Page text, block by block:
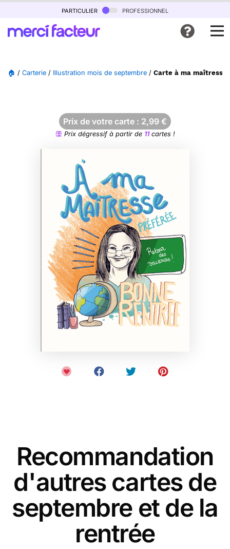
particulier professionnel
🏠 / Carterie / Illustration mois de septembre / Carte à ma
Prix de votre carte : 2,99 €
Prix dégressif à partir de 11cartes !
Recommandation
d'autres cartes de
septembre et de la
rentrée